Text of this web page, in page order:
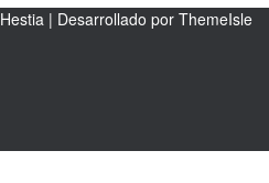
Hestia | Desarrollado por ThemeIsle